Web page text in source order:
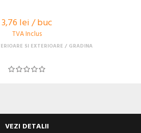
3,76 lei / buc
TVA Inclus
SI EXTERIOARE GRADINA
VEZI DETALII